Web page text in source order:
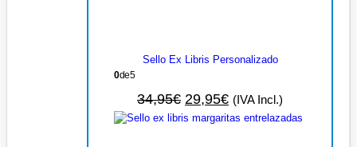
Sello Ex Libris Personalizado
0de 5
34,95€ 29,95€ (IVA Incl.)